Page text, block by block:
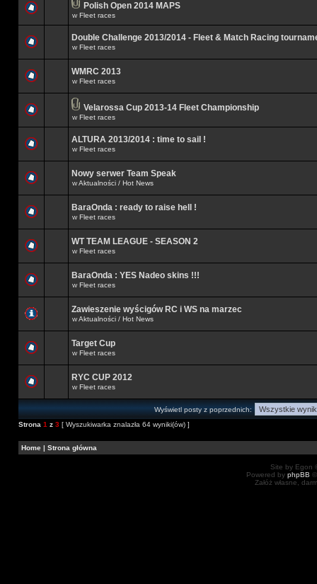
Polish Open 2014 MAPS
w Fleet races
Double Challenge 2013/2014 - Fleet & Match Racing
w Fleet races
WMRC 2013
w Fleet races
Velarossa Cup 2013-14 Fleet Championship
w Fleet races
ALTURA 2013/2014 : time to sail !
w Fleet races
Nowy serwer Team Speak
wAktualności / Hot News
BaraOnda : ready to raise hell !
w Fleet races
WT TEAM LEAGUE - SEASON 2
w Fleet races
BaraOnda : YES Nadeo skins !!!
w Fleet races
Zawieszenie wyścigów RC i WS na marzec
wAktualności / Hot News
Target Cup
w Fleet races
RYC CUP 2012
w Fleet races
Wyświetl posty z poprzednich:
Strona 1 z 3 [ Wyszukiwarka znalazła 64 wyniki(ów) ]
Home | Strona główna
Site by Egon
Powered by phpBB
Załóż własne,